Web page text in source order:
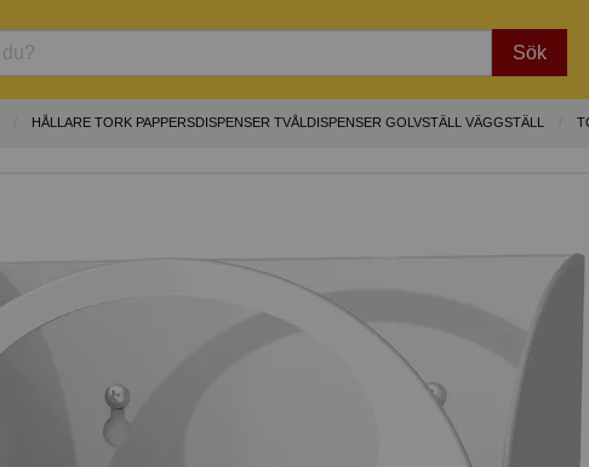
Sök
HÅLLARE TORK PAPPERSDISPENSER TVÅLDISPENSER GOLVSTÄLL VÄGGSTÄLL